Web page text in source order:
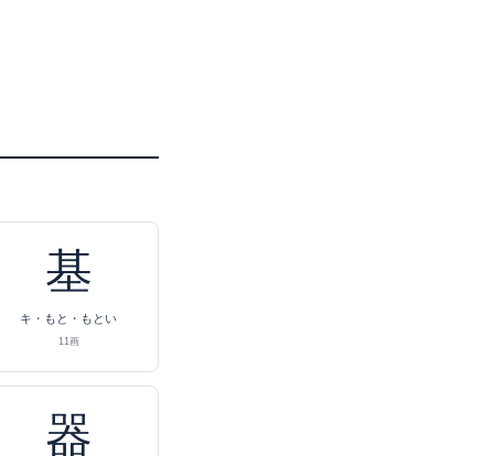
基
キ・もと・もとい
11画
器